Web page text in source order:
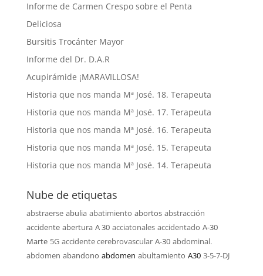
Informe de Carmen Crespo sobre el Penta
Deliciosa
Bursitis Trocánter Mayor
Informe del Dr. D.A.R
Acupirámide ¡MARAVILLOSA!
Historia que nos manda Mª José. 18. Terapeuta
Historia que nos manda Mª José. 17. Terapeuta
Historia que nos manda Mª José. 16. Terapeuta
Historia que nos manda Mª José. 15. Terapeuta
Historia que nos manda Mª José. 14. Terapeuta
Nube de etiquetas
abstraerse abulia abatimiento abortos abstracción
accidente abertura A 30 acciatonales accidentado A-30
Marte 5G accidente cerebrovascular A-30 abdominal.
abdomen abandono abdomen abultamiento A30 3-5-7-DJ